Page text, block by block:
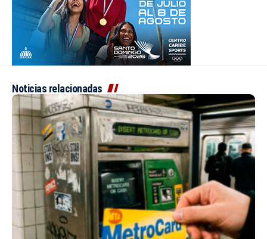
Noticias relacionadas